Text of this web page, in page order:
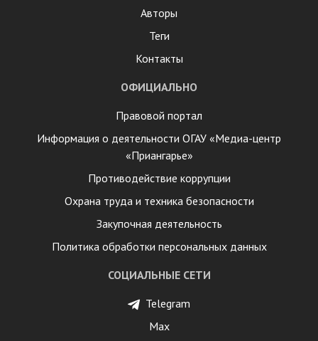
Авторы
Теги
Контакты
ОФИЦИАЛЬНО
Правовой портал
Информация о деятельности ОГАУ «Медиа-центр
«Приангарье»
Противодействие коррупции
Охрана труда и техника безопасности
Закупочная деятельность
Политика обработки персональных данных
СОЦИАЛЬНЫЕ СЕТИ
Telegram
Max